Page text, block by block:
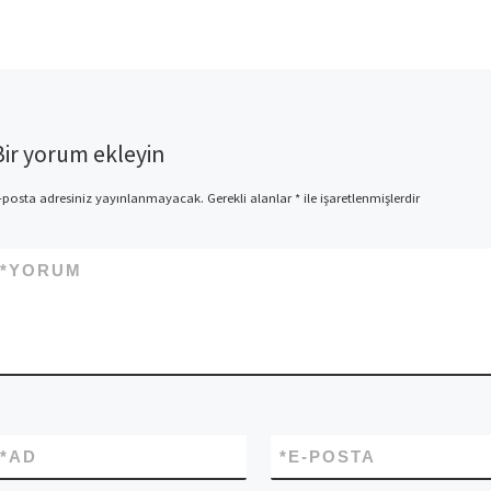
yorum ekleyin
posta adresiniz yayınlanmayacak. Gerekli alanlar*ile işaretlenmişlerdir
YORUM
*
AD
* E-POSTA
*